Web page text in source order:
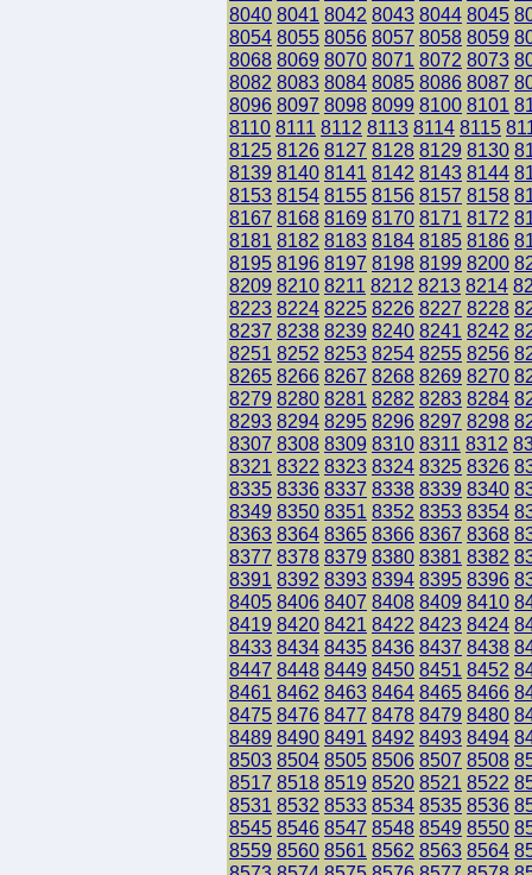
8040 8041 8042 8043 8044 8045
8054 8055 8056 8057 8058 8059
8068 8069 8070 8071 8072 8073
8082 8083 8084 8085 8086 8087
8096 8097 8098 8099 8100 8101
8110 8111 8112 8113 8114 8115
8125 8126 8127 8128 8129 8130
8139 8140 8141 8142 8143 8144
8153 8154 8155 8156 8157 8158
8167 8168 8169 8170 8171 8172
8181 8182 8183 8184 8185 8186
8195 8196 8197 8198 8199 8200
8209 8210 8211 8212 8213 8214
8223 8224 8225 8226 8227 8228
8237 8238 8239 8240 8241 8242
8251 8252 8253 8254 8255 8256
8265 8266 8267 8268 8269 8270
8279 8280 8281 8282 8283 8284
8293 8294 8295 8296 8297 8298
8307 8308 8309 8310 8311 8312
8321 8322 8323 8324 8325 8326
8335 8336 8337 8338 8339 8340
8349 8350 8351 8352 8353 8354
8363 8364 8365 8366 8367 8368
8377 8378 8379 8380 8381 8382
8391 8392 8393 8394 8395 8396
8405 8406 8407 8408 8409 8410
8419 8420 8421 8422 8423 8424
8433 8434 8435 8436 8437 8438
8447 8448 8449 8450 8451 8452
8461 8462 8463 8464 8465 8466
8475 8476 8477 8478 8479 8480
8489 8490 8491 8492 8493 8494
8503 8504 8505 8506 8507 8508
8517 8518 8519 8520 8521 8522
8531 8532 8533 8534 8535 8536
8545 8546 8547 8548 8549 8550
8559 8560 8561 8562 8563 8564